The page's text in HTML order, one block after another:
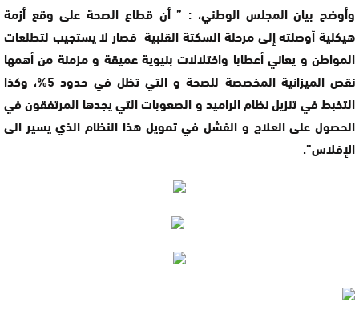
وأوضح بيان المجلس الوطني، : ” أن قطاع الصحة على وقع أزمة
هيكلية أوصلته إلى مرحلة السكتة القلبية فصار لا يستجيب لتطلعات
المواطن و يعاني أعطابا واختلالات بنيوية عميقة و مزمنة من أهمها
نقص الميزانية المخصصة للصحة و التي تظل في حدود 5%، وكذا
التخبط في تنزيل نظام الراميد و الصعوبات التي يجدها المرتفقون في
الحصول على العلاج و الفشل في تمويل هذا النظام الذي يسير الى
الإفلاس”.